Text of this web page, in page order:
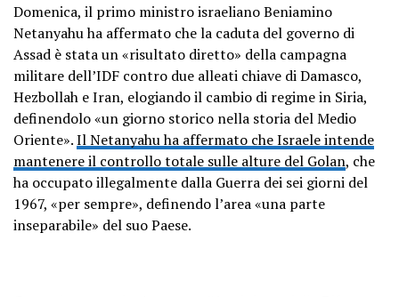
Domenica, il primo ministro israeliano Beniamino
Netanyahu ha affermato che la caduta del governo di
Assad è stata un «risultato diretto» della campagna
militare dell’IDF contro due alleati chiave di Damasco,
Hezbollah e Iran, elogiando il cambio di regime in Siria,
definendolo «un giorno storico nella storia del Medio
Oriente».Il Netanyahu ha affermato che Israele intende
mantenere il controllo totale sulle alture del Golan, che
ha occupato illegalmente dalla Guerra dei sei giorni del
1967, «per sempre», definendo l’area «una parte
inseparabile» del suo Paese.